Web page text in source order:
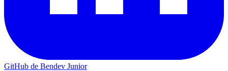
GitHub de Bendev Junior